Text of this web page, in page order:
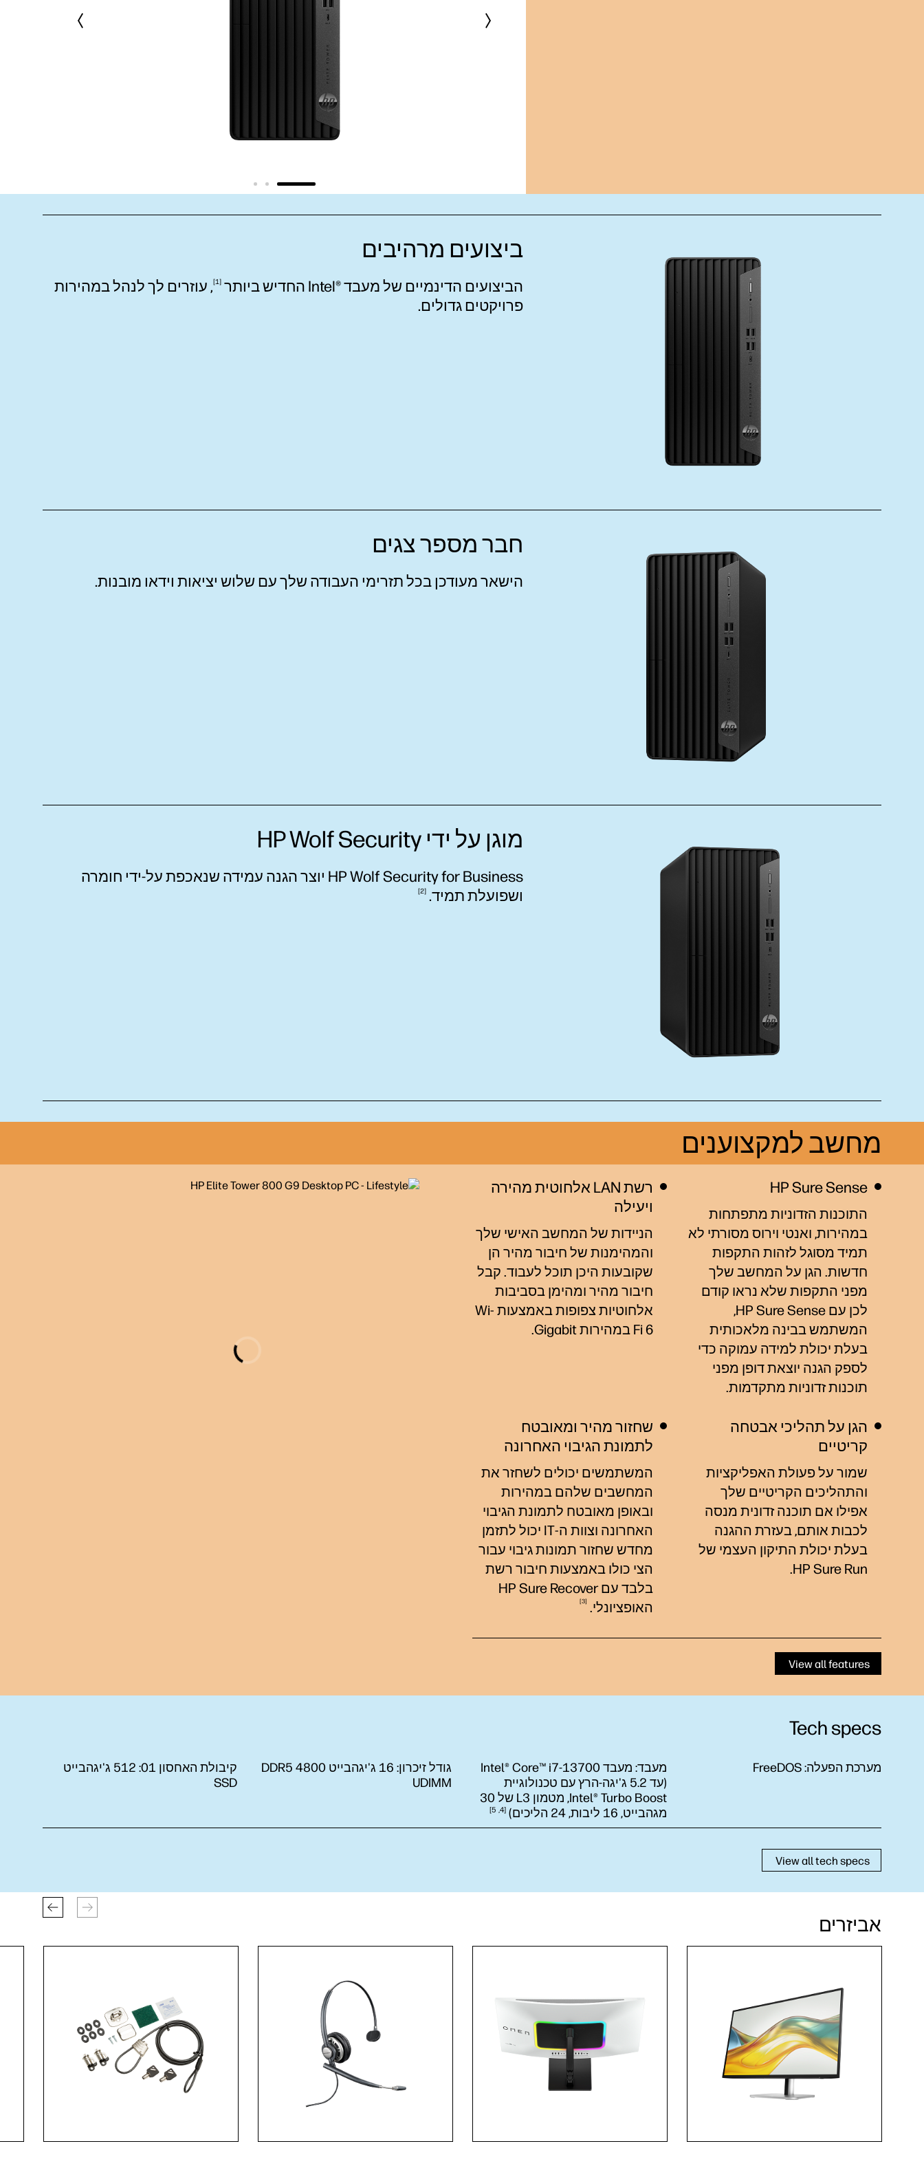
ביצועים מרהיבים
הביצועים הדינמיים של מעבד Intel®‎ החדיש ביותר 1 , עוזרים לך לנהל במהירות
פרויקטים גדולים.
חבר מספר צגים
הישאר מעודכן בכל תזרימי העבודה שלך עם שלוש יציאות וידאו מובנות.
מוגן על ידי HP Wolf Security
HP Wolf Security for Business יוצר הגנה עמידה שנאכפת על-ידי חומרה
ושפועלתתמיד. 2
מחשב למקצוענים
HP Sure Sense
התוכנות הזדוניות מתפתחות
במהירות, ואנטי וירוס מסורתי לא
תמיד מסוגל לזהות התקפות
חדשות. הגן על המחשב שלך
מפני התקפות שלא נראו קודם
לכן עם HP Sure Sense,
המשתמש בבינה מלאכותית
בעלת יכולת למידה עמוקה כדי
לספק הגנה יוצאת דופן מפני
תוכנות זדוניות מתקדמות.
רשת LAN אלחוטית מהירה
ויעילה
הניידות של המחשב האישי שלך
והמהימנות של חיבור מהיר הן
שקובעות היכן תוכל לעבוד. קבל
חיבור מהיר ומהימן בסביבות
אלחוטיות צפופות באמצעות Wi-
Fi 6 במהירות
Gigabit.
הגן על תהליכי אבטחה
קריטיים
שמור על פעולת האפליקציות
והתהליכים הקריטיים שלך
אפילו אם תוכנה זדונית מנסה
לכבות אותם, בעזרת ההגנה
בעלת יכולת התיקון העצמי של
HP Sure Run‏.
שחזור מהיר ומאובטח
לתמונת הגיבוי האחרונה
המשתמשים יכולים לשחזר את
המחשבים שלהם במהירות
ובאופן מאובטח לתמונת הגיבוי
האחרונה וצוות ה-IT יכול לתזמן
מחדש שחזור תמונות גיבוי עבור
הצי כולו באמצעות חיבור רשת
בלבד עם HP Sure Recover
האופציונלי.
3
View all features
Tech specs
מערכת הפעלה:FreeDOS מעבד:
מעבד Intel® Core™ i7-13700
(עד ‎5.2 ג'יגה-הרץ עם טכנולוגיית
Intel® Turbo Boost‏, מטמון L3 של 30
מגהבייט‏, 16 ליבות, 24
הליכים) 4
5
גודל זיכרון:
16 ג'יגהבייט DDR5 4800
UDIMM
קיבולת האחסון 01:
512 ג'יגהבייט
SSD
View all tech specs
אביזרים